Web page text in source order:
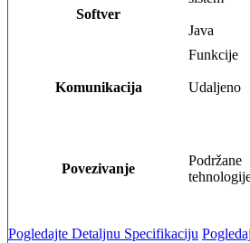
Softver
Java
Funkcije
Komunikacija Udaljeno
Povezivanje
Podržane
Pogledajte Detaljnu Specifikaciju